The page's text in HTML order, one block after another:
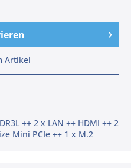
Artikel
++ 2 x LAN ++ HDMI ++ 2
Mini PCIe ++ 1 x M.2